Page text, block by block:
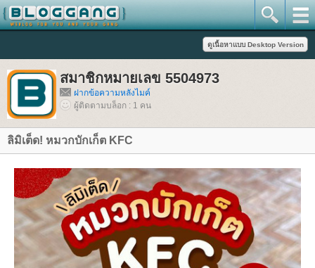
สมาชิกหมายเลข 5504973
ฝากข้อความหลังไมค์
ผู้ติดตามบล็อก : 1 คน
ลิมิเต็ด! หมวกบักเก็ต KFC